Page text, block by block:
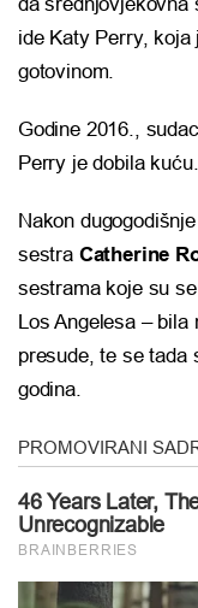
da srednjovjekovna
ide Katy Perry, koja
gotovinom.
Godine 2016.,
Perry je dobila kuću.
Nakon
sestra Catherine
sestrama koje su
Los Angelesa –
presude, te se tada
godina.